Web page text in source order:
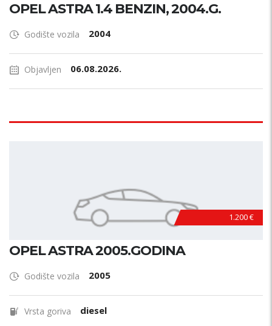
OPEL ASTRA 1.4 BENZIN, 2004.G.
Godište vozila 2004
Objavljen 06.08.2026.
1.200 €
OPEL ASTRA 2005.GODINA
Godište vozila 2005
Vrsta goriva diesel